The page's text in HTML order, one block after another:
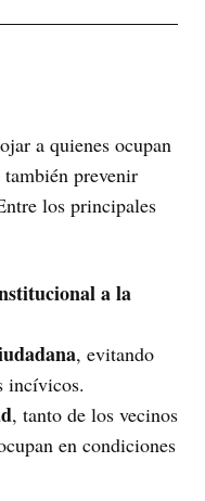
a quienes ocupan
prevenir
los principales
a la
, evitando
incívicos.
, tanto de los vecinos
en condiciones